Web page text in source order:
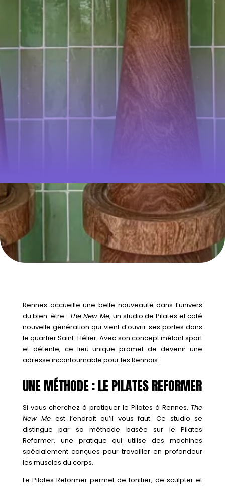
UN
NOUVEAU
STUDIO DE
PILATES &
CAFÉ À
RENNES
Rennes accueille une belle nouveauté dans l’univers
du bien-être : The New Me, un studio de Pilates et café
nouvelle génération qui vient d’ouvrir ses portes dans
le quartier Saint-Hélier. Avec son concept mêlant sport
et détente, ce lieu unique promet de devenir une
adresse incontournable pour les Rennais.
UNE MÉTHODE : LE PILATES REFORMER
Si vous cherchez à pratiquer le Pilates à Rennes, The
New Me est l’endroit qu’il vous faut. Ce studio se
distingue par sa méthode basée sur le Pilates
Reformer, une pratique qui utilise des machines
spécialement conçues pour travailler en profondeur
les muscles du corps.
Le Pilates Reformer permet de tonifier, de sculpter et